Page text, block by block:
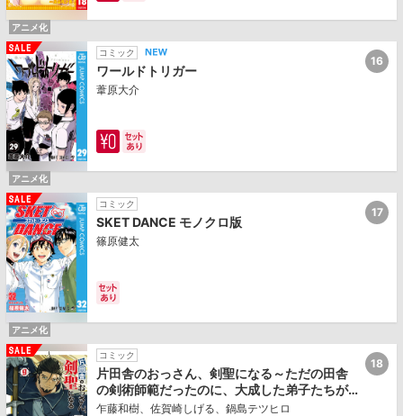
アニメ化
コミック
ワールドトリガー
葦原大介
16
アニメ化
コミック
SKET DANCE モノクロ版
篠原健太
17
アニメ化
コミック
片田舎のおっさん、剣聖になる～ただの田舎
の剣術師範だったのに、大成した弟子たちが
俺を放ってくれない件～
乍藤和樹、佐賀崎しげる、鍋島テツヒロ
18